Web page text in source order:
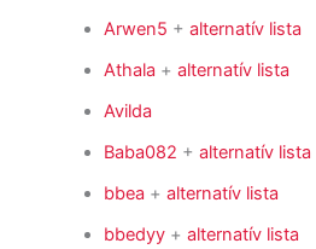
Arwen5 +alternatív lista
Athala +alternatív lista
Avilda
Baba082 +alternatív lista
bbea +alternatív lista
bbedyy +alternatív lista